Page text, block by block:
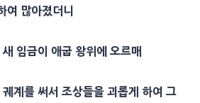
여 많아졌더니
임금이 애굽왕위에 오르매
계를 써서 조상들을 괴롭게 하여 그